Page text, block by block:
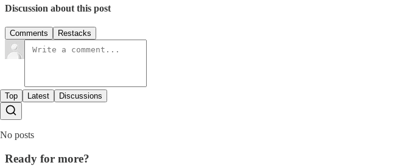
Discussion about this post
Comments Restacks
Top Latest Discussions
No posts
Ready for more?